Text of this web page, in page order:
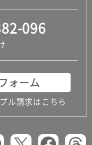
096
ォーム
ル請求はこちら